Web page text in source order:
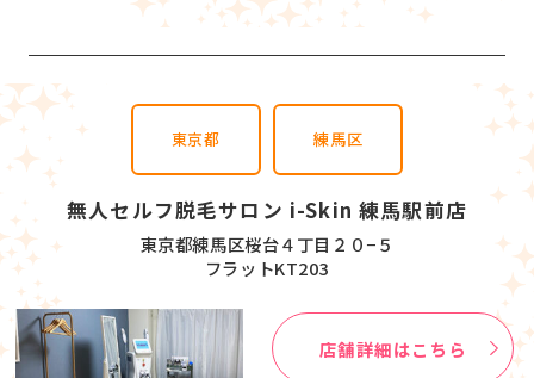
東京都 練馬区
無人セルフ脱毛サロン i-Skin 練馬駅前店
東京都練馬区桜台４丁目２０−５
フラットKT203
店舗詳細はこちら